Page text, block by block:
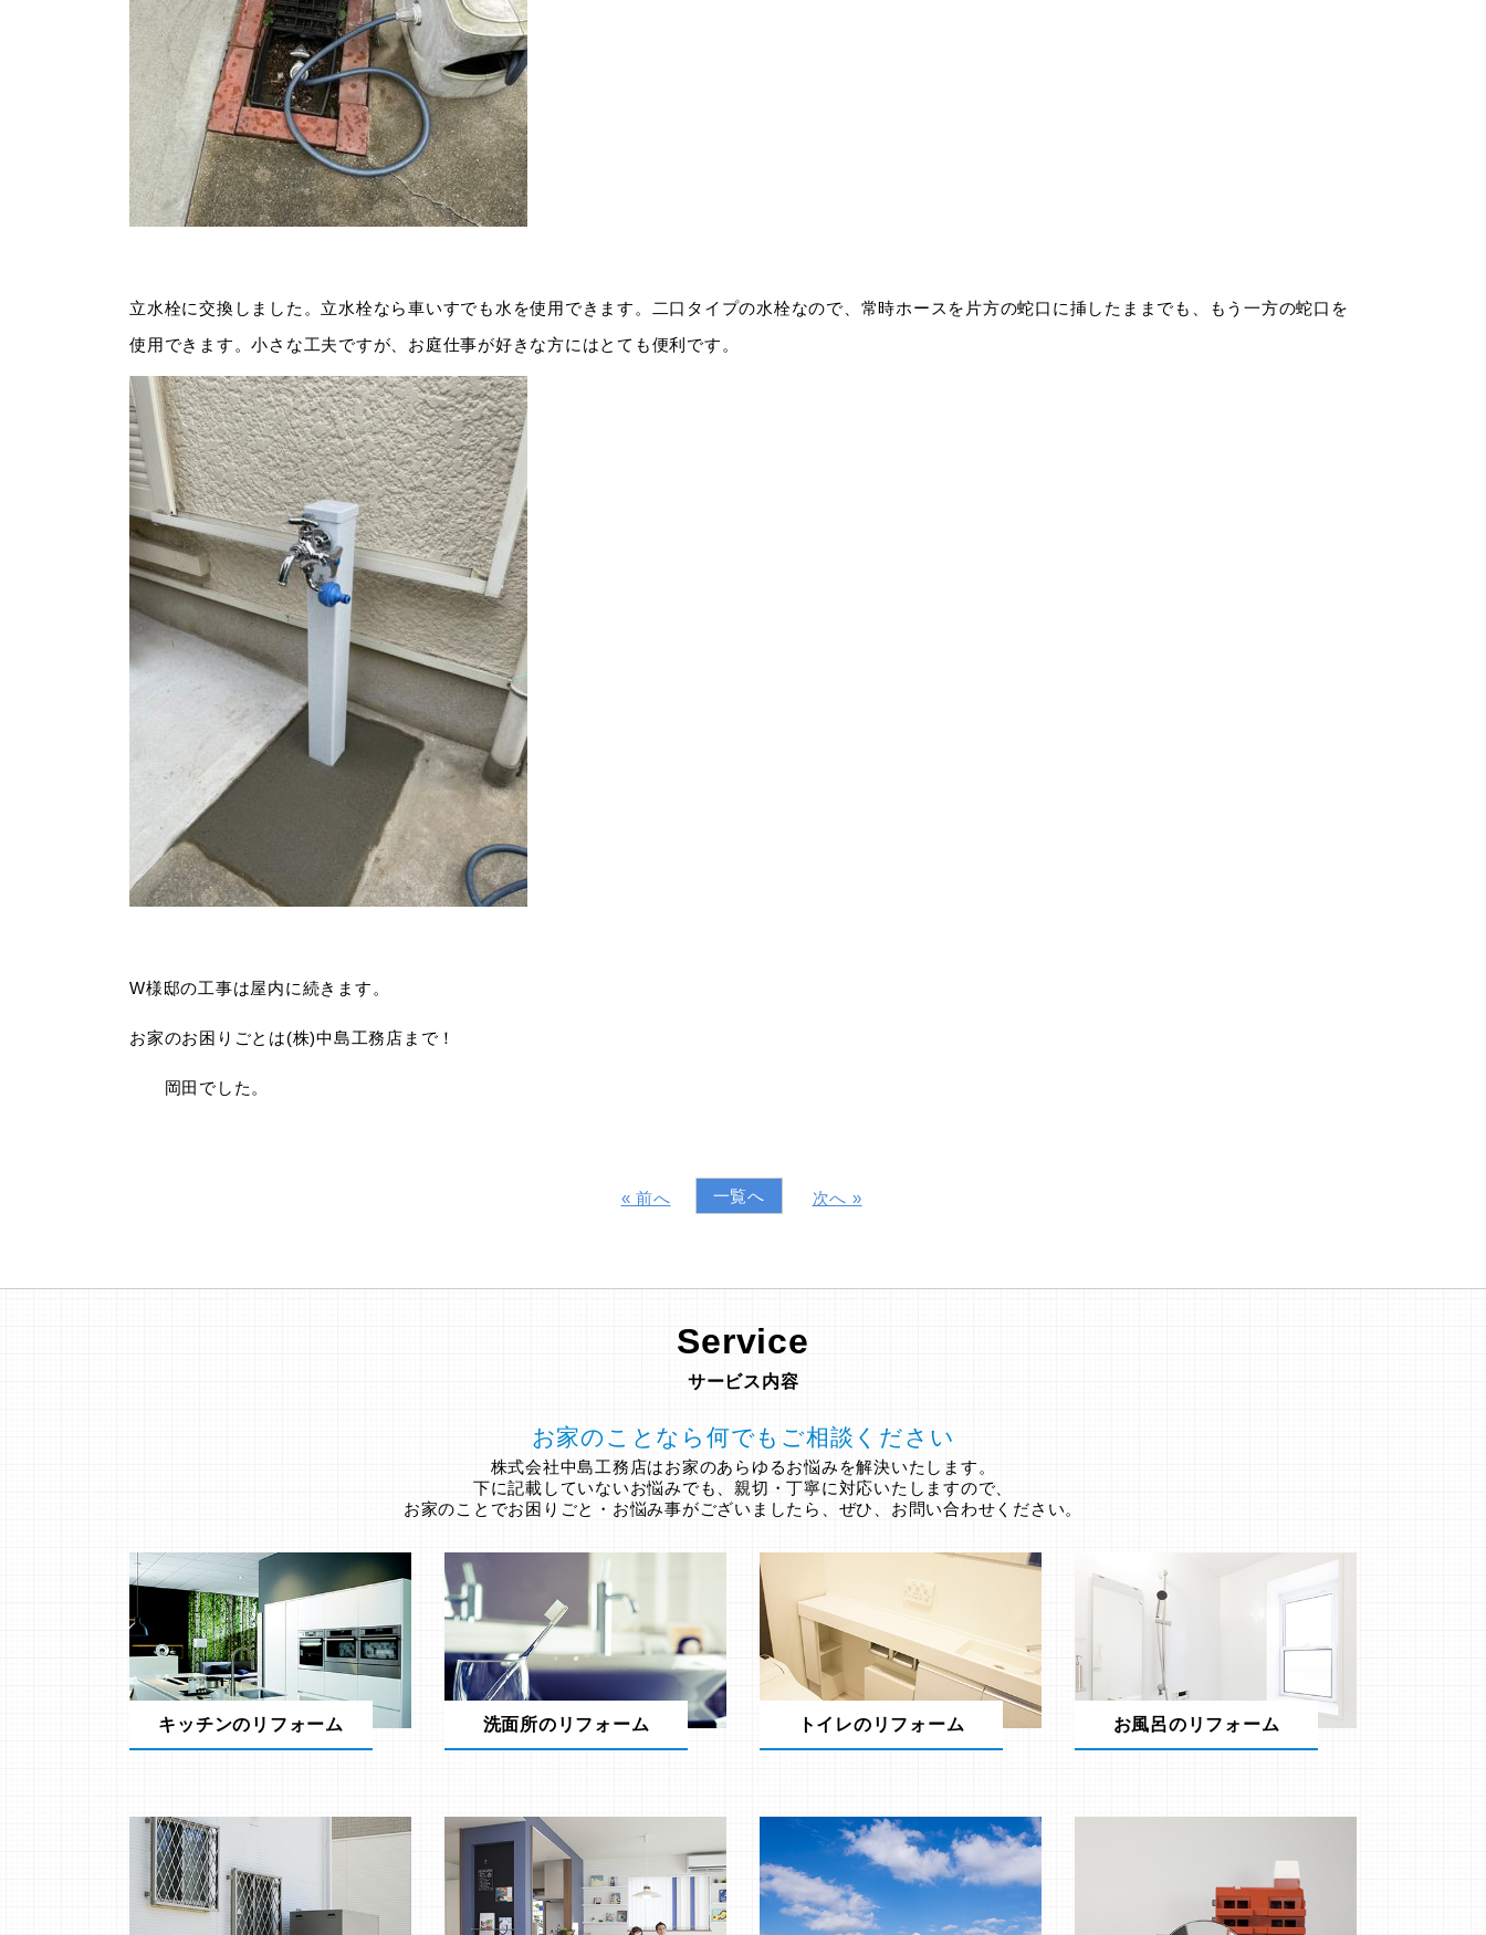
立水栓に交換しました。立水栓なら車いすでも水を使用できます。二口タイプの水栓なので、常時ホースを片方の蛇口に挿したままでも、もう一方の蛇口を
使用できます。小さな工夫ですが、お庭仕事が好きな方にはとても便利です。
W様邸の工事は屋内に続きます。
お家のお困りごとは(株)中島工務店まで！
岡田でした。
« 前へ 一覧へ 次へ »
Service
サービス内容
お家のことなら何でもご相談ください
株式会社中島工務店はお家のあらゆるお悩みを解決いたします。
下に記載していないお悩みでも、親切・丁寧に対応いたしますので、
お家のことでお困りごと・お悩み事がございましたら、ぜひ、お問い合わせください。
キッチンのリフォーム 洗面所のリフォーム トイレのリフォーム お風呂のリフォーム